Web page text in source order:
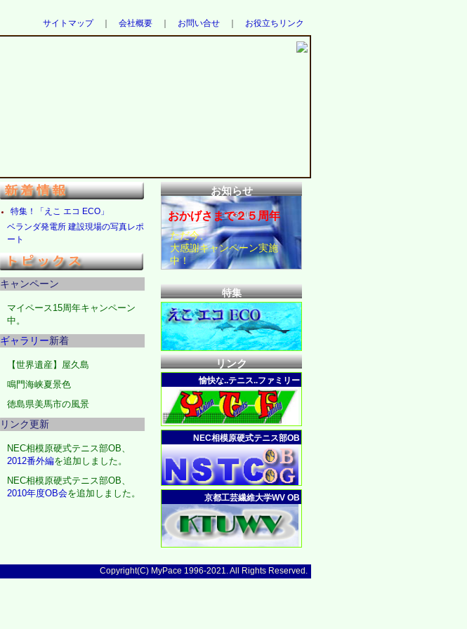
サイトマップ｜ 会社概要 お問い合せ お役立ちリンク
特集！「えこ エコ ECO」
ベランダ発電所 建設現場の写真レポ
ート
キャンペーン
マイペース15周年キャンペーン
中。
ギャラリー新着
【世界遺産】屋久島
鳴門海峡夏景色
徳島県美馬市の風景
リンク更新
NEC相模原硬式テニス部OB、
2012番外編を追加しました。
NEC相模原硬式テニス部OB、
2010年度OB会を追加しました。
お知らせ
おかげさまで２５周年
ただ今、
大感謝キャンペーン実施
中！
特集
リンク
愉快な..テニス..ファミリー
NEC相模原硬式テニス部OB
京都工芸繊維大学WV OB
Copyright(C) MyPace 1996-2021. All Rights Reserved.